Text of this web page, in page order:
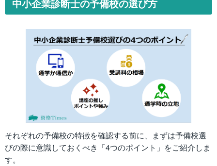
中小企業診断士の予備校の選び方
それぞれの予備校の特徴を確認する前に、まずは予備校選
びの際に意識しておくべき「4つのポイント」をご紹介しま
す。